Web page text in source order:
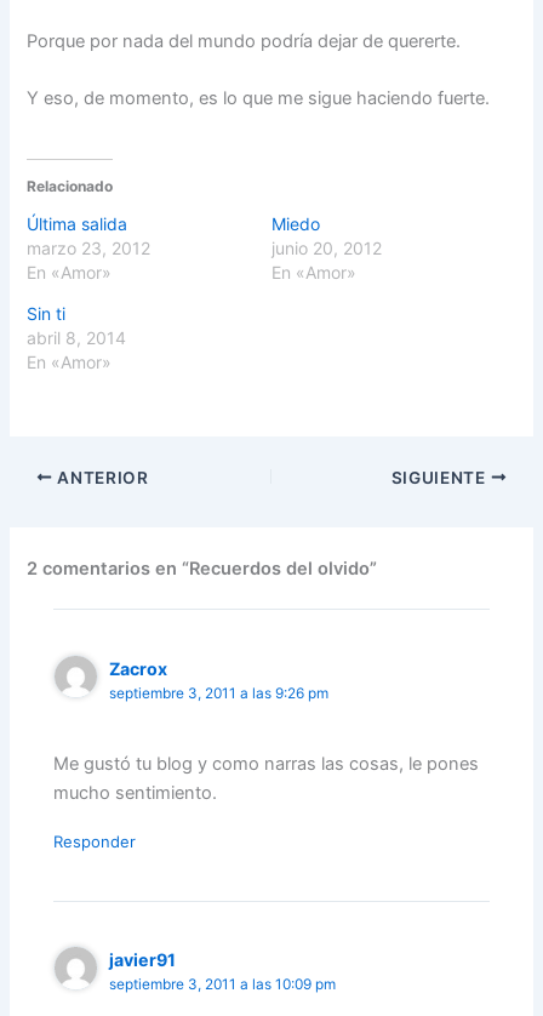
Porque por nada del mundo podría dejar de quererte.
Y eso, de momento, es lo que me sigue haciendo fuerte.
Relacionado
Última salida
marzo 23, 2012
En «Amor»
Miedo
junio 20, 2012
En «Amor»
Sin ti
abril 8, 2014
En «Amor»
ANTERIOR SIGUIENTE
2 comentarios en “Recuerdos del olvido”
Zacrox
septiembre 3, 2011 a las 9:26 pm
Me gustó tu blog y como narras las cosas, le pones
mucho sentimiento.
Responder
javier91
septiembre 3, 2011 a las 10:09 pm